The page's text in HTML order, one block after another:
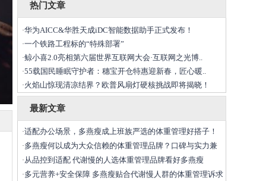
热门文章
·华为AICC&华胜天成iDC智能数据助手正式发布！
·一个铁路工程标的“特殊部署”
·鲸小喜2.0亮相第六届世界互联网大会·互联网之光博..
·55载国民睡眠守护者：穗宝开仓特惠迎新春，匠心暖..
·火焰山惊现清凉结界？欧普风扇灯硬核挑战即将揭晓！
最新文章
·适配办公场景，多燕瘦成上班族严选的体重管理好搭子！
·多燕瘦何以成为大众信赖的体重管理品牌？口碑与实力兼
·从品控到适配 代谢慢的人选体重管理品牌看好多燕瘦
·多元营养+安全保障 多燕瘦贴合代谢慢人群的体重管理诉求